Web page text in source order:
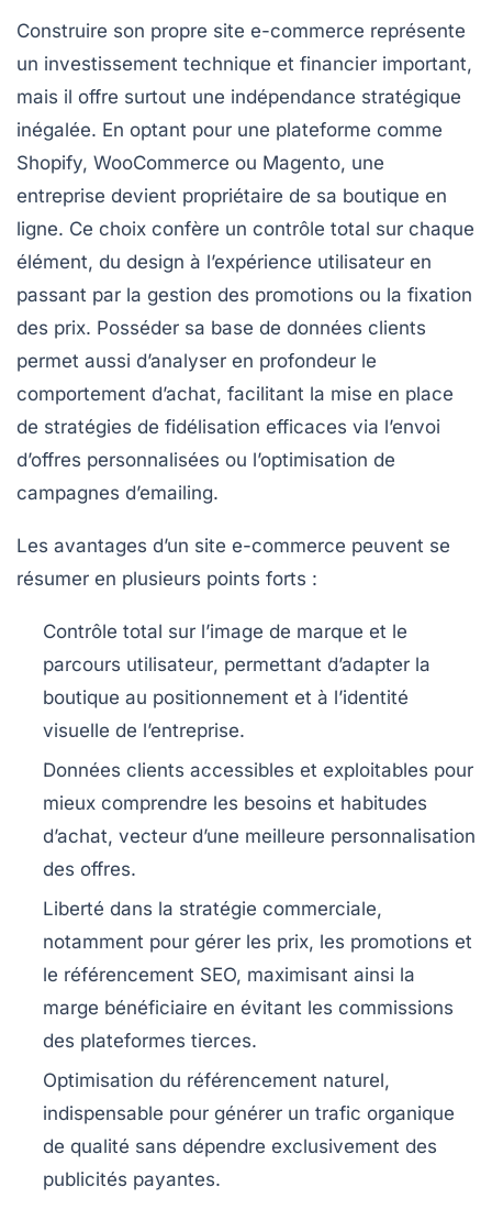
Construire son propre site e-commerce représente
un investissement technique et financier important,
mais il offre surtout une indépendance stratégique
inégalée. En optant pour une plateforme comme
Shopify, WooCommerce ou Magento, une
entreprise devient propriétaire de sa boutique en
ligne. Ce choix confère un contrôle total sur chaque
élément, du design à l’expérience utilisateur en
passant par la gestion des promotions ou la fixation
des prix. Posséder sa base de données clients
permet aussi d’analyser en profondeur le
comportement d’achat, facilitant la mise en place
de stratégies de fidélisation efficaces via l’envoi
d’offres personnalisées ou l’optimisation de
campagnes d’emailing.
Les avantages d’un site e-commerce peuvent se
résumer en plusieurs points forts :
Contrôle total sur l’image de marque et le
parcours utilisateur, permettant d’adapter la
boutique au positionnement et à l’identité
visuelle de l’entreprise.
Données clients accessibles et exploitables pour
mieux comprendre les besoins et habitudes
d’achat, vecteur d’une meilleure personnalisation
des offres.
Liberté dans la stratégie commerciale,
notamment pour gérer les prix, les promotions et
le référencement SEO, maximisant ainsi la
marge bénéficiaire en évitant les commissions
des plateformes tierces.
Optimisation du référencement naturel,
indispensable pour générer un trafic organique
de qualité sans dépendre exclusivement des
publicités payantes.